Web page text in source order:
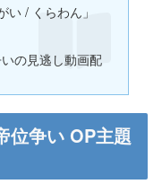
/ くらわん」
の見逃し動画配
位争い OP主題